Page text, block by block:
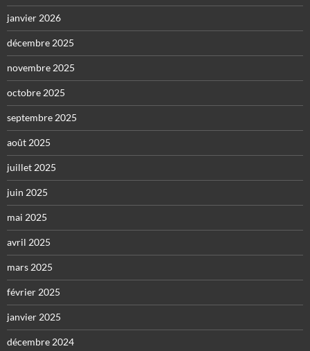
janvier 2026
décembre 2025
novembre 2025
octobre 2025
septembre 2025
août 2025
juillet 2025
juin 2025
mai 2025
avril 2025
mars 2025
février 2025
janvier 2025
décembre 2024